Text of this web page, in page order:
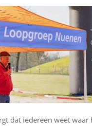
dat iedereen weet waar